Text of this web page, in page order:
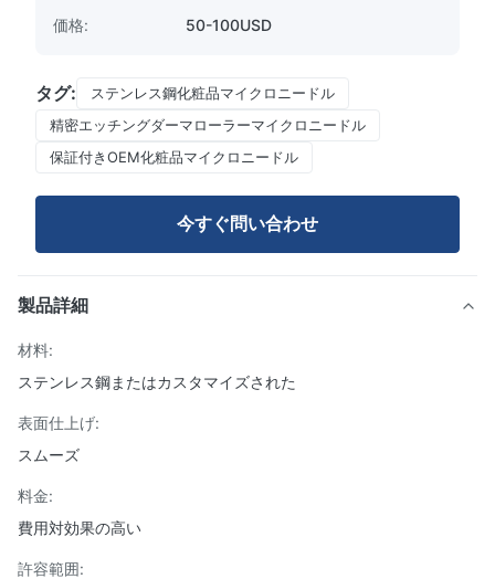
価格:
50-100USD
タグ:
ステンレス鋼化粧品マイクロニードル
精密エッチングダーマローラーマイクロニードル
保証付きOEM化粧品マイクロニードル
今すぐ問い合わせ
製品詳細
材料:
ステンレス鋼またはカスタマイズされた
表面仕上げ:
スムーズ
料金:
費用対効果の高い
許容範囲: